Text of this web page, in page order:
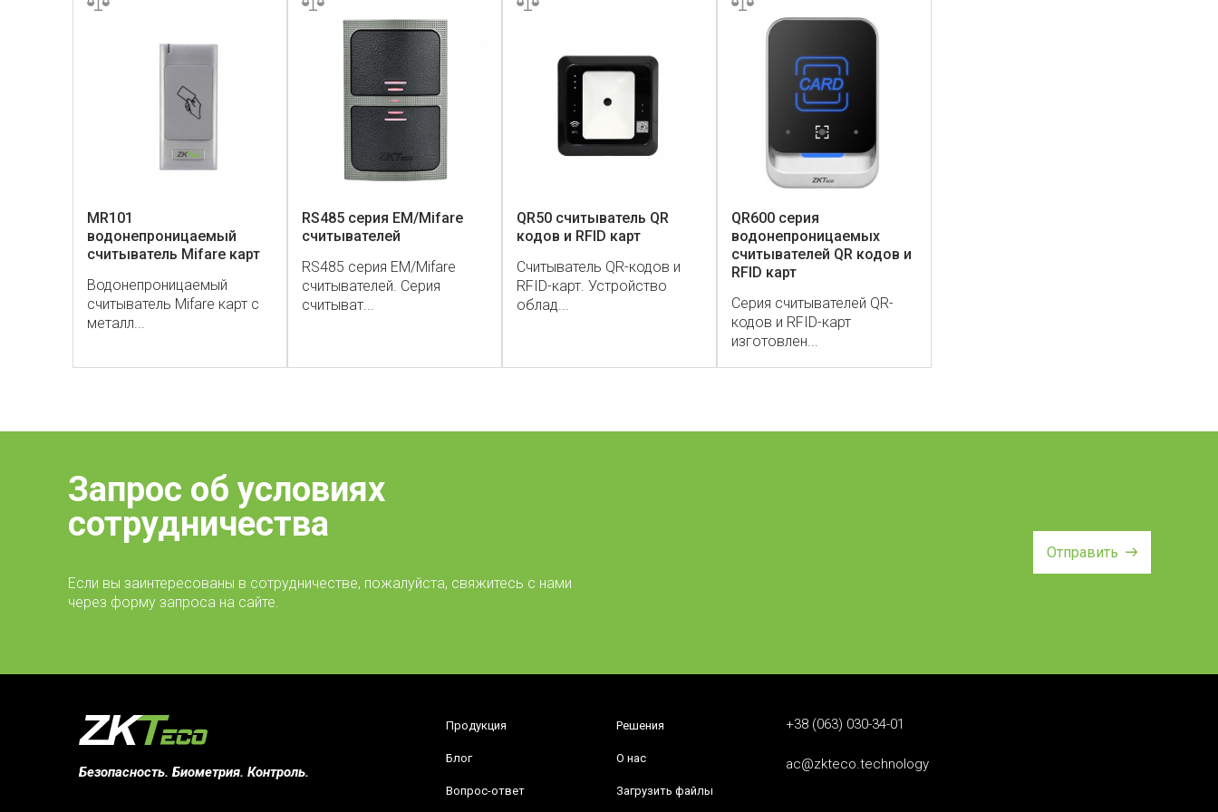
MR101
водонепроницаемый
считыватель Mifare карт
Водонепроницаемый
считыватель Mifare карт с
металл...
RS485 серия EM/Mifare
считывателей
RS485 серия EM/Mifare
считывателей. Серия
считыват...
QR50 считыватель QR
кодов и RFID карт
Считыватель QR-кодов и
RFID-карт. Устройство
облад...
QR600 серия
водонепроницаемых
считывателей QR кодов и
RFID карт
Серия считывателей QR-
кодов и RFID-карт
изготовлен...
Запрос об условиях
сотрудничества
Если вы заинтересованы в сотрудничестве, пожалуйста, свяжитесь с нами
через форму запроса на сайте.
Отправить
Безопасность. Биометрия. Контроль.
Продукция Решения
Блог О нас
Вопрос-ответ Загрузить файлы
+38 (063) 030-34-01
ac@zkteco.technology